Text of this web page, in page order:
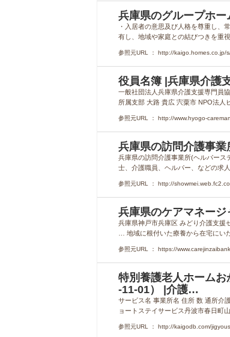
兵庫県のグループホ
・入居者の意思及び人格を尊重し、
有し、地域や家庭との結びつきを重
参照元URL ： http://kaigo.homes.co.jp/
役員名簿 |兵庫県介護
一般社団法人兵庫県介護支援専門員
所属支部 大路 貴広 宍粟市 NPO法人
参照元URL ： http://www.hyogo-
兵庫県の訪問介護事
兵庫県の訪問介護事業所(ヘルパース
士、介護職員、ヘルパー、などの求
参照元URL ： http://
兵庫県のケアマネージ
兵庫県神戸市兵庫区 みどり介護支援
… 地域に根付いた療養から在宅にい
参照元URL ： https://
特別養護老人ホーム
-11-01） |介護…
サービス名 事業所名 住所 数 通所介
ョートステイサービス丹波市春日町
参照元URL ： http://kaigodb.com/